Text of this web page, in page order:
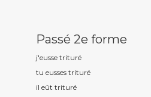
Passé 2e forme
j'eusse trituré
tu eusses trituré
il eût trituré